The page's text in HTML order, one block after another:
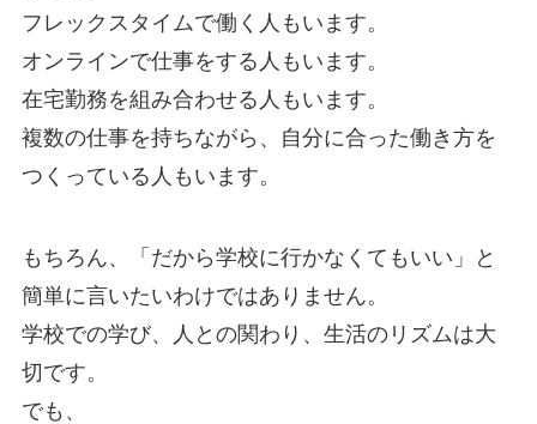
フレックスタイムで働く人もいます。
オンラインで仕事をする人もいます。
在宅勤務を組み合わせる人もいます。
複数の仕事を持ちながら、自分に合った働き方を
つくっている人もいます。
もちろん、「だから学校に行かなくてもいい」と
簡単に言いたいわけではありません。
学校での学び、人との関わり、生活のリズムは大
切です。
でも、